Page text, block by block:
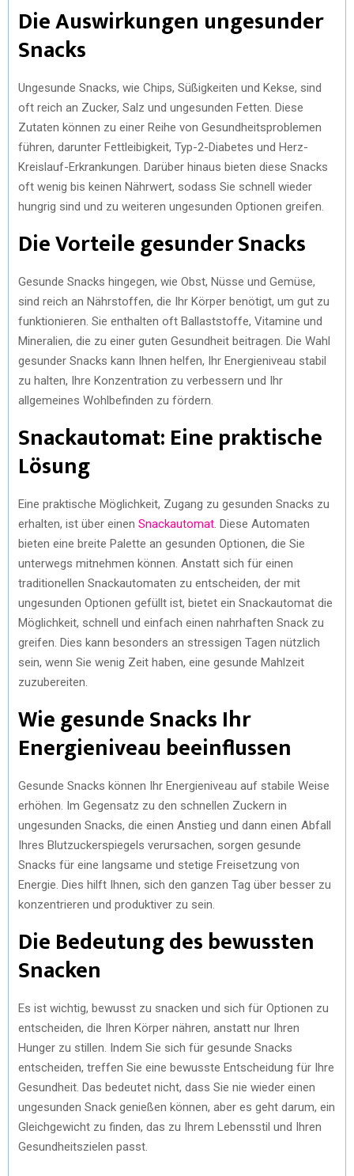
Die Auswirkungen ungesunder
Snacks
Ungesunde Snacks, wie Chips, Süßigkeiten und Kekse, sind
oft reich an Zucker, Salz und ungesunden Fetten. Diese
Zutaten können zu einer Reihe von Gesundheitsproblemen
führen, darunter Fettleibigkeit, Typ-2-Diabetes und Herz-
Kreislauf-Erkrankungen. Darüber hinaus bieten diese Snacks
oft wenig bis keinen Nährwert, sodass Sie schnell wieder
hungrig sind und zu weiteren ungesunden Optionen greifen.
Die Vorteile gesunder Snacks
Gesunde Snacks hingegen, wie Obst, Nüsse und Gemüse,
sind reich an Nährstoffen, die Ihr Körper benötigt, um gut zu
funktionieren. Sie enthalten oft Ballaststoffe, Vitamine und
Mineralien, die zu einer guten Gesundheit beitragen. Die Wahl
gesunder Snacks kann Ihnen helfen, Ihr Energieniveau stabil
zu halten, Ihre Konzentration zu verbessern und Ihr
allgemeines Wohlbefinden zu fördern.
Snackautomat: Eine praktische
Lösung
Eine praktische Möglichkeit, Zugang zu gesunden Snacks zu
erhalten, ist über einen Snackautomat . Diese Automaten
bieten eine breite Palette an gesunden Optionen, die Sie
unterwegs mitnehmen können. Anstatt sich für einen
traditionellen Snackautomaten zu entscheiden, der mit
ungesunden Optionen gefüllt ist, bietet ein Snackautomat die
Möglichkeit, schnell und einfach einen nahrhaften Snack zu
greifen. Dies kann besonders an stressigen Tagen nützlich
sein, wenn Sie wenig Zeit haben, eine gesunde Mahlzeit
zuzubereiten.
Wie gesunde Snacks Ihr
Energieniveau beeinflussen
Gesunde Snacks können Ihr Energieniveau auf stabile Weise
erhöhen. Im Gegensatz zu den schnellen Zuckern in
ungesunden Snacks, die einen Anstieg und dann einen Abfall
Ihres Blutzuckerspiegels verursachen, sorgen gesunde
Snacks für eine langsame und stetige Freisetzung von
Energie. Dies hilft Ihnen, sich den ganzen Tag über besser zu
konzentrieren und produktiver zu sein.
Die Bedeutung des bewussten
Snacken
Es ist wichtig, bewusst zu snacken und sich für Optionen zu
entscheiden, die Ihren Körper nähren, anstatt nur Ihren
Hunger zu stillen. Indem Sie sich für gesunde Snacks
entscheiden, treffen Sie eine bewusste Entscheidung für Ihre
Gesundheit. Das bedeutet nicht, dass Sie nie wieder einen
ungesunden Snack genießen können, aber es geht darum, ein
Gleichgewicht zu finden, das zu Ihrem Lebensstil und Ihren
Gesundheitszielen passt.